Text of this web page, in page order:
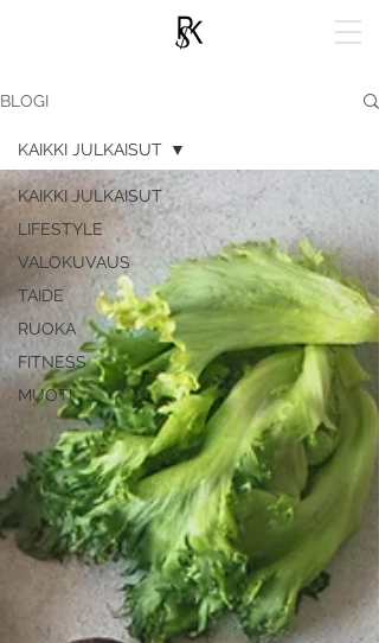
BLOGI
KAIKKI JULKAISUT
LIFESTYLE
VALOKUVAUS
TAIDE
RUOKA
FITNESS
MUOTI
KAIKKI JULKAISUT